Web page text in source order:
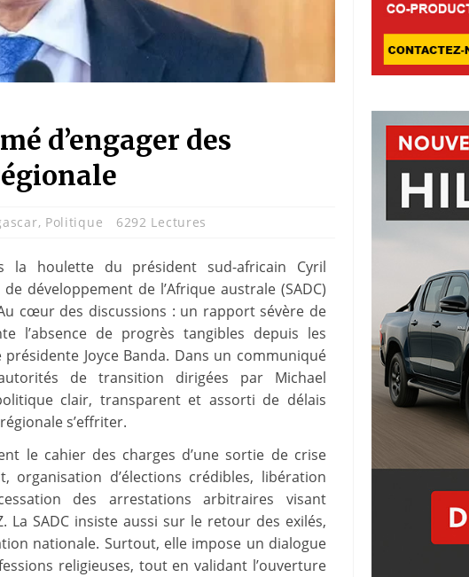
d’engager des
, Politique 6292 Lectures
la houlette du président sud-africain Cyril
développement de l’Afrique australe (SADC)
cœur des discussions : un rapport sévère de
l’absence de progrès tangibles depuis les
Joyce Banda. Dans un communiqué
de transition dirigées par Michael
clair, transparent et assorti de délais
s’effriter.
le cahier des charges d’une sortie de crise
organisation d’élections crédibles, libération
des arrestations arbitraires visant
SADC insiste aussi sur le retour des exilés,
nationale. Surtout, elle impose un dialogue
religieuses, tout en validant l’ouverture